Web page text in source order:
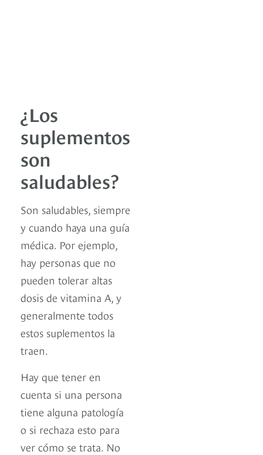
¿Los
suplementos
son
saludables?
Son saludables, siempre
y cuando haya una guía
médica. Por ejemplo,
hay personas que no
pueden tolerar altas
dosis de vitamina A, y
generalmente todos
estos suplementos la
traen.
Hay que tener en
cuenta si una persona
tiene alguna patología
o si rechaza esto para
ver cómo se trata. No